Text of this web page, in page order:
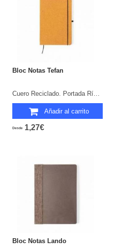
Bloc Notas Tefan
Cuero Reciclado. Portada Rígida. 100 Hojas.
Añadir al carrito
Desde 1,27€
Bloc Notas Lando